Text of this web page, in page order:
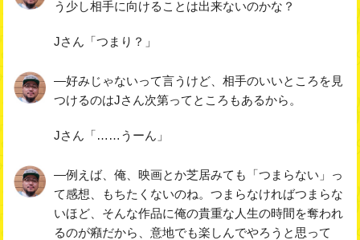
う少し相手に向けることは出来ないのかな？
Jさん「つまり？」
―好みじゃないって言うけど、相手のいいところを見
つけるのはJさん次第ってところもあるから。
Jさん「……うーん」
―例えば、俺、映画とか芝居みても「つまらない」っ
て感想、もちたくないのね。つまらなければつまらな
いほど、そんな作品に俺の貴重な人生の時間を奪われ
るのが癪だから、意地でも楽しんでやろうと思って